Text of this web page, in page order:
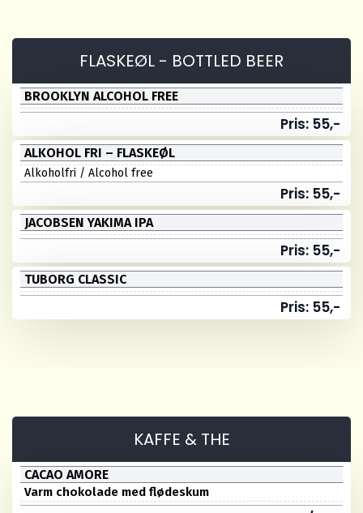
FLASKEØL - BOTTLED BEER
BROOKLYN ALCOHOL FREE
Pris: 55,-
ALKOHOL FRI – FLASKEØL
Alkoholfri / Alcohol free
Pris: 55,-
JACOBSEN YAKIMA IPA
Pris: 55,-
TUBORG CLASSIC
Pris: 55,-
KAFFE & THE
CACAO AMORE
Varm chokolade med flødeskum